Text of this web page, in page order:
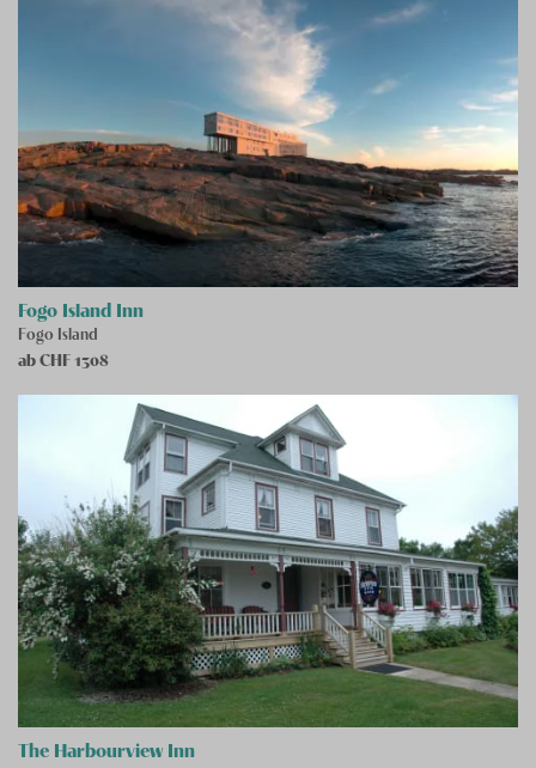
Fogo Island Inn
Fogo Island
ab CHF 1308
The Harbourview Inn